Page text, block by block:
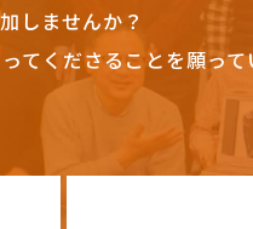
しませんか？
くださることを願って